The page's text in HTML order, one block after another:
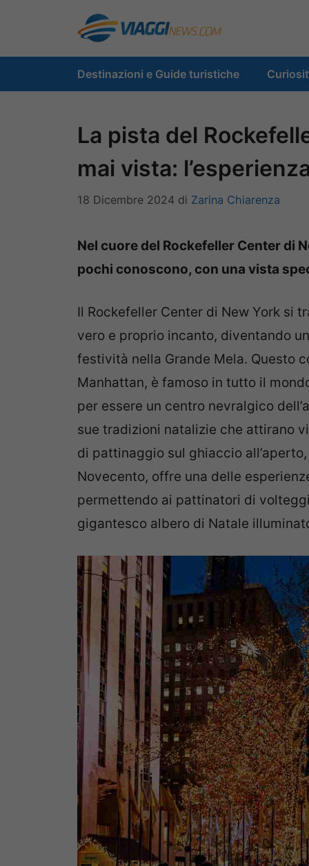
contenuto
Destinazioni e Guide turistiche
La pista del
mai vista:
18 Dicembre 2024 di Zarina Chiarenza
Nel cuore del Rockefeller Center di
pochi conoscono, con una vista
Il Rockefeller Center di New York si
vero e proprio incanto, diventando
festività nella Grande Mela. Questo
Manhattan, è famoso in tutto il
per essere un centro nevralgico
sue tradizioni natalizie che attirano
di pattinaggio sul ghiaccio
Novecento, offre una delle
permettendo ai pattinatori di
gigantesco albero di Natale